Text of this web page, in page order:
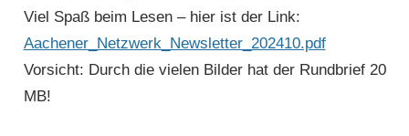
Viel Spaß beim Lesen – hier ist der Link:
Aachener_Netzwerk_Newsletter_202410.pdf
Vorsicht: Durch die vielen Bilder hat der Rundbrief 20
MB!